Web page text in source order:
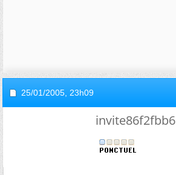
25/01/2005, 23h09
invite86f2fbb6